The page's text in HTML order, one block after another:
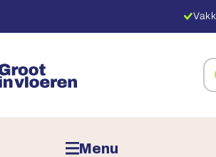
Menu